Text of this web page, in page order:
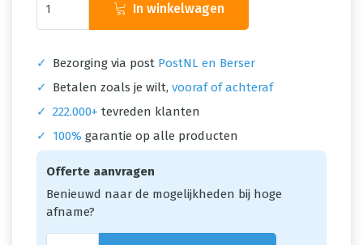
In winkelwagen
✓ Bezorging via post PostNL en Berser
✓
Betalen zoals je wilt, vooraf of achteraf
✓ 222.000+ tevreden klanten
✓
100% garantie op alle producten
Offerte aanvragen
Benieuwd naar de mogelijkheden bij hoge
afname?